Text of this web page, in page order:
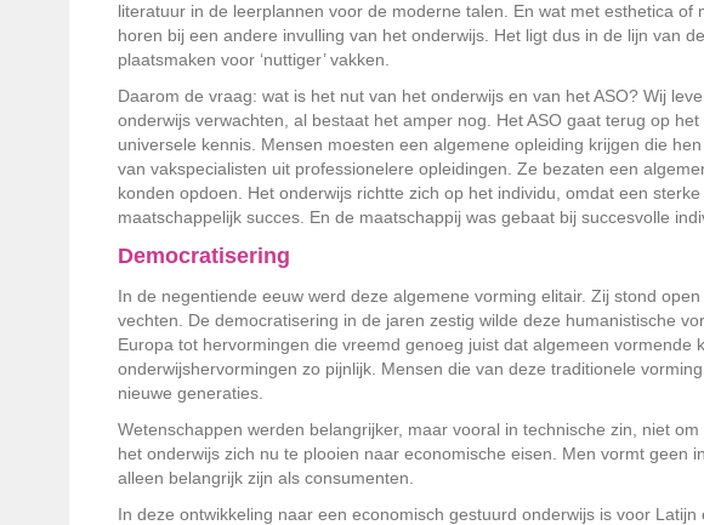
literatuur in de leerplannen voor de moderne talen. En wat met esthetica
horen bij een andere invulling van het onderwijs. Het ligt dus in de lijn van
plaatsmaken voor ‘nuttiger’ vakken.
Daarom de vraag: wat is het nut van het onderwijs en van het ASO? Wij
onderwijs verwachten, al bestaat het amper nog. Het ASO gaat terug op
universele kennis. Mensen moesten een algemene opleiding krijgen die
van vakspecialisten uit professionelere opleidingen. Ze bezaten een
konden opdoen. Het onderwijs richtte zich op het individu, omdat een
maatschappelijk succes. En de maatschappij was gebaat bij succesvolle
Democratisering
In de negentiende eeuw werd deze algemene vorming elitair. Zij stond
vechten. De democratisering in de jaren zestig wilde deze humanistische
Europa tot hervormingen die vreemd genoeg juist dat algemeen vormende
onderwijshervormingen zo pijnlijk. Mensen die van deze traditionele
nieuwe generaties.
Wetenschappen werden belangrijker, maar vooral in technische zin, niet
het onderwijs zich nu te plooien naar economische eisen. Men vormt geen
alleen belangrijk zijn als consumenten.
In deze ontwikkeling naar een economisch gestuurd onderwijs is voor